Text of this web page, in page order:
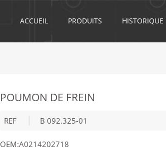
ACCUEIL PRODUITS HISTORIQUE
POUMON DE FREIN
REF B 092.325-01
OEM:A0214202718